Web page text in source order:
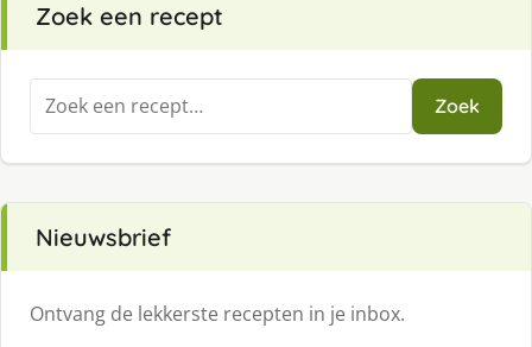
Zoek een recept
Zoeken
naar:
Zoek
Nieuwsbrief
Ontvang de lekkerste recepten in je inbox.